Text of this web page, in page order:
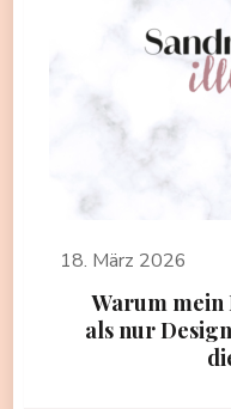
Warum mein
als nur
18. März 2026